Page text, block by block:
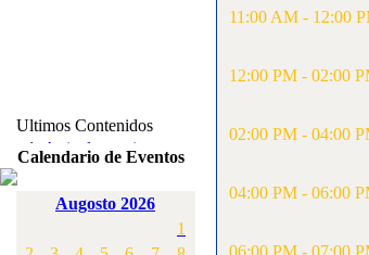
Ultimos Contenidos
1:
Articulos varios
[Visitas: 5716]
Campeonato de
[Visitas: 4139]
Calendario de Eventos
Augosto 2026
1
11:00 AM - 12:00
12:00 PM - 02:00
02:00 PM - 04:00
04:00 PM - 06:00
06:00 PM - 07:00